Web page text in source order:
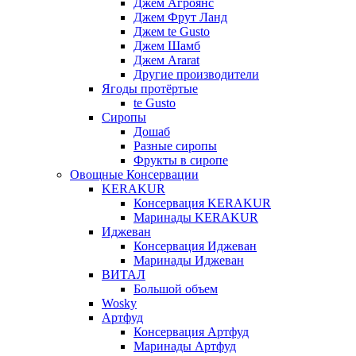
Джем Агроянс
Джем Фрут Ланд
Джем te Gusto
Джем Шамб
Джем Ararat
Другие производители
Ягоды протёртые
te Gusto
Сиропы
Дошаб
Разные сиропы
Фрукты в сиропе
Овощные Консервации
KERAKUR
Консервация KERAKUR
Маринады KERAKUR
Иджеван
Консервация Иджеван
Маринады Иджеван
ВИТАЛ
Большой объем
Wosky
Артфуд
Консервация Артфуд
Маринады Артфуд